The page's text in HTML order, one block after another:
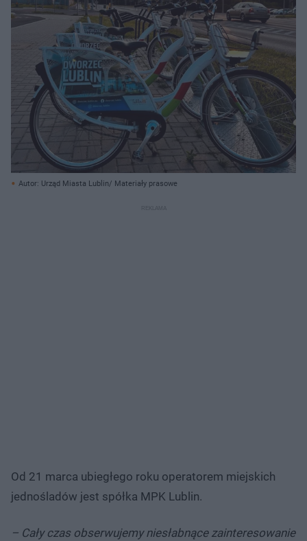
Autor: Urząd Miasta Lublin/ Materiały prasowe
Od 21 marca ubiegłego roku operatorem miejskich
jednośladów jest spółka MPK Lublin.
– Cały czas obserwujemy niesłabnące zainteresowanie